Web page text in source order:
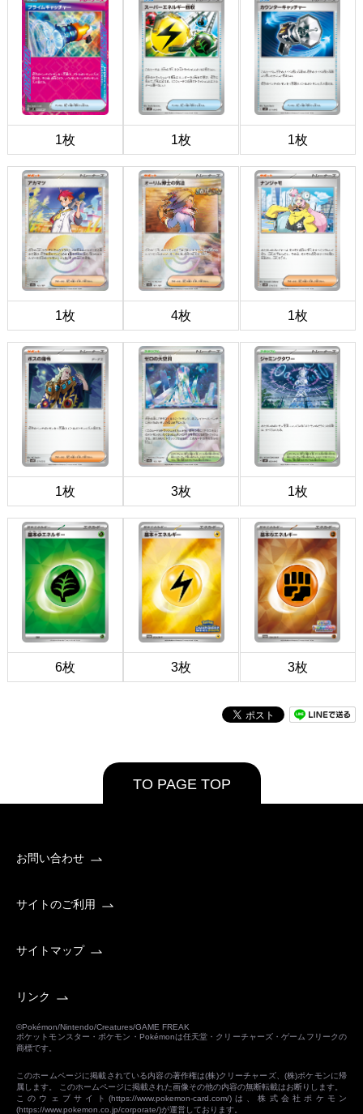
1枚 1枚 1枚
1枚 4枚 1枚
1枚 3枚 1枚
6枚 3枚 3枚
TO PAGE TOP
お問い合わせ
サイトのご利用
サイトマップ
リンク
©Pokémon/Nintendo/Creatures/GAME FREAK
ポケットモンスター・ポケモン・Pokémonは任天堂・クリーチャーズ・ゲームフリークの
商標です。
このホームページに掲載されている内容の著作権は(株)クリーチャーズ、(株)ポケモンに帰
属します。 このホームページに掲載された画像その他の内容の無断転載はお断りします。
このウェブサイト(https://www.pokemon-card.com/)は、株式会社ポケモン
(https://www.pokemon.co.jp/corporate/)が運営しております。